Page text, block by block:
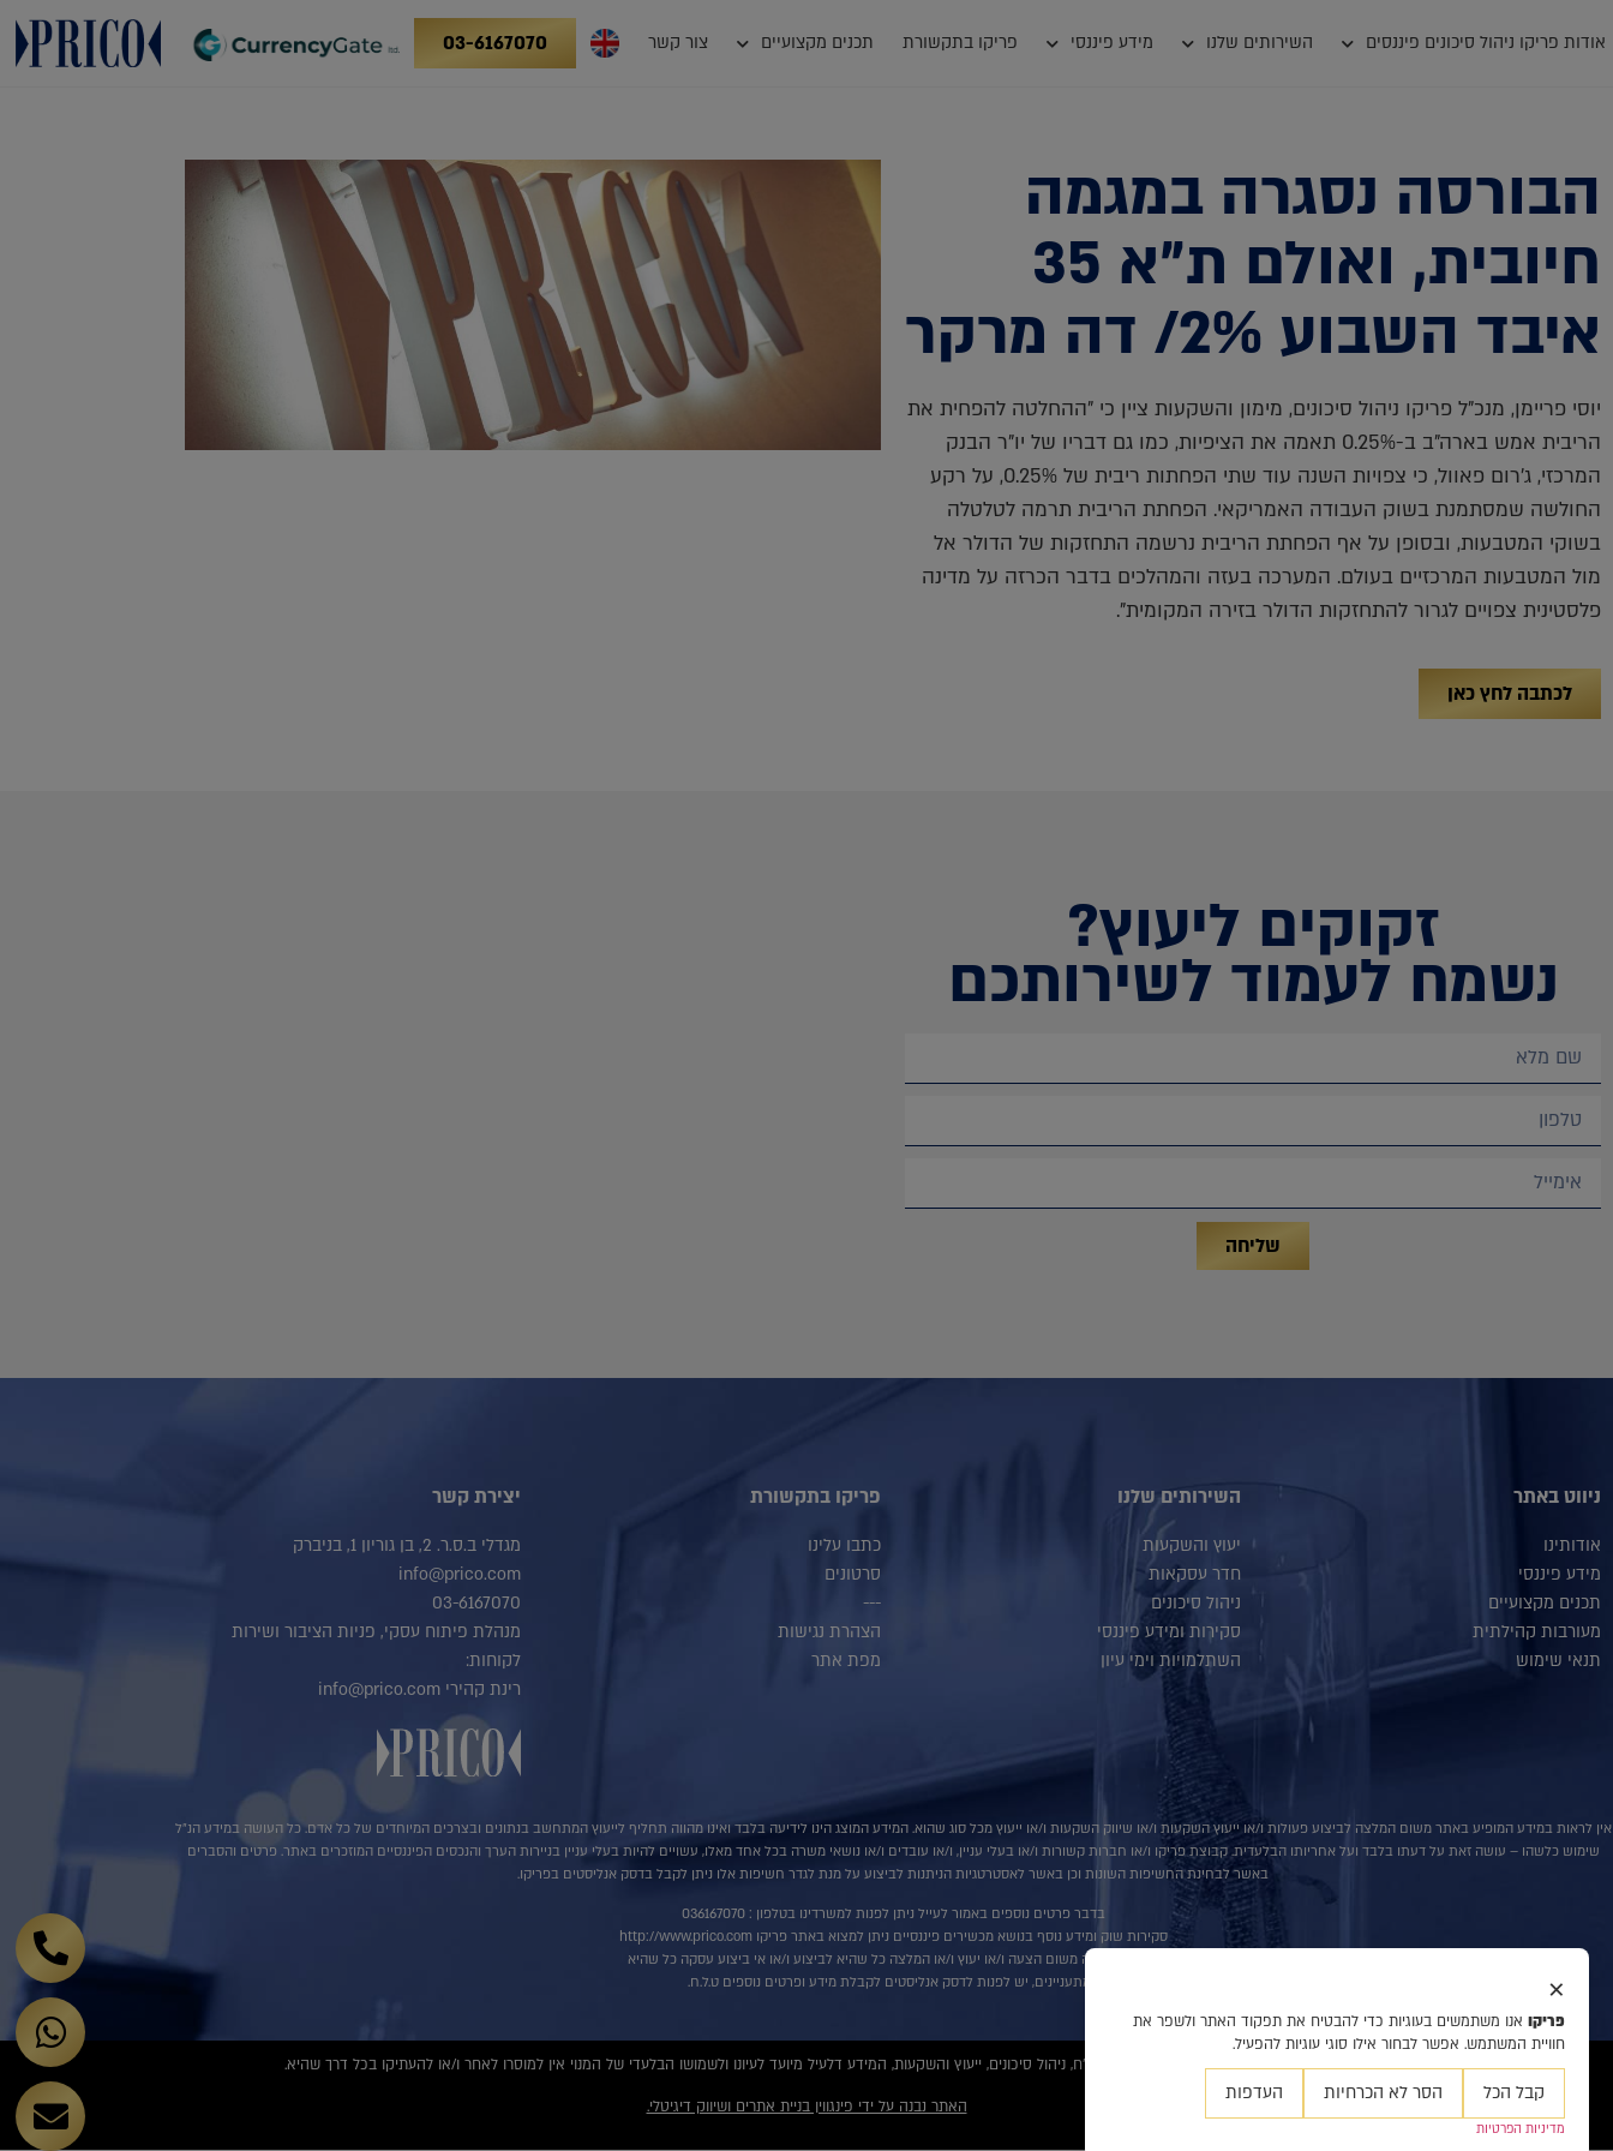
אודות פריקו ניהול סיכונים פיננסים השירותים שלנו מידע פיננסי פריקו בתקשורת תכנים מקצועיים צור קשר 03-6167070
הבורסה נסגרה במגמה
חיובית, ואולם ת"א 35
איבד השבוע 2%/ דה מרקר
יוסי פריימן, מנכ"ל פריקו ניהול סיכונים, מימון והשקעות ציין כי "ההחלטה להפחית את
הריבית אמש בארה"ב ב-0.25% תאמה את הציפיות, כמו גם דבריו של יו"ר הבנק
המרכזי, ג'רום פאוול, כי צפויות השנה עוד שתי הפחתות ריבית של 0.25%, על רקע
החולשה שמסתמנת בשוק העבודה האמריקאי. הפחתת הריבית תרמה לטלטלה
בשוקי המטבעות, ובסופן על אף הפחתת הריבית נרשמה התחזקות של הדולר אל
מול המטבעות המרכזיים בעולם. המערכה בעזה והמהלכים בדבר הכרזה על מדינה
פלסטינית צפויים לגרור להתחזקות הדולר בזירה המקומית".
לכתבה לחץ כאן
זקוקים ליעוץ?
נשמח לעמוד לשירותכם
שליחה
ניווט באתר
אודותינו
מידע פיננסי
תכנים מקצועיים
מעורבות קהילתית
תנאי שימוש
השירותים שלנו
יעוץ והשקעות
חדר עסקאות
ניהול סיכונים
סקירות ומידע פיננסי
השתלמויות וימי עיון
פריקו בתקשורת
כתבו עלינו
סרטונים
---
הצהרת נגישות
מפת אתר
יצירת קשר
מגדלי ב.ס.ר. 2, בן גוריון 1, בניברק
info@prico.com
03-6167070
מנהלת פיתוח עסקי, פניות הציבור ושירות
לקוחות:
רינת קהירי info@prico.com
אין לראות במידע המופיע באתר משום המלצה לביצוע פעולות ו/או ייעוץ השקעות ו/או שיווק השקעות ו/או ייעוץ מכל סוג שהוא. המידע המוצג הינו לידיעה בלבד ואינו מהווה תחליף לייעוץ המתחשב בנתונים ובצרכים המיוחדים של כל אדם. כל העושה במידע הנ"ל
שימוש כלשהו – עושה זאת על דעתו בלבד ועל אחריותו הבלעדית. קבוצת פריקו ו/או חברות קשורות ו/או בעלי עניין, ו/או עובדים ו/או נושאי משרה בכל אחד מאלו, עשויים להיות בעלי עניין בניירות הערך והנכסים הפיננסיים המוזכרים באתר. פרטים והסברים
באשר לבחינת החשיפות השונות וכן באשר לאסטרטגיות הניתנות לביצוע על מנת לגדר חשיפות אלו ניתן לקבל בדסק אנליסטים בפריקו.
בדבר פרטים נוספים באמור לעייל ניתן לפנות למשרדינו בטלפון : 036167070
סקירות שוק ומידע נוסף בנושא מכשירים פיננסיים ניתן למצוא באתר פריקו http://www.prico.com
אין במסמך זה משום הצעה ו/או יעוץ ו/או המלצה כל שהיא לביצוע ו/או אי ביצוע עסקה כל שהיא
למתעניינים, יש לפנות לדסק אנליסטים לקבלת מידע ופרטים נוספים ט.ל.ח.
© 2020 כל הזכויות שמורות לפריקו מט"ח, ניהול סיכונים, ייעוץ והשקעות, המידע דלעיל מיועד לעיונו ולשמושו הבלעדי של המנוי אין למוסרו לאחר ו/או להעתיקו בכל דרך שהיא.
האתר נבנה על ידי פינגווין בניית אתרים ושיווק דיגיטלי.
×
פריקו אנו משתמשים בעוגיות כדי להבטיח את תפקוד האתר ולשפר את
חוויית המשתמש. אפשר לבחור אילו סוגי עוגיות להפעיל.
קבל הכל הסר לא הכרחיות העדפות
מדיניות הפרטיות